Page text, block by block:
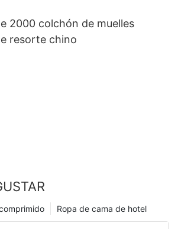
2000 colchón de muelles
resorte chino
Ropa de cama de hotel